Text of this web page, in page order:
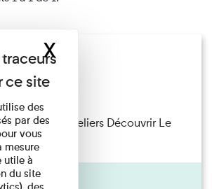
Visites et ateliers Découvrir Le
élèves ...
des
par des
vous
mesure
utile à
du site
XMasquer le